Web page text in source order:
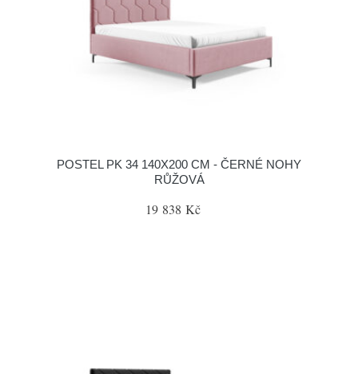
POSTEL PK 34 140X200 CM - ČERNÉ NOHY
RŮŽOVÁ
19 838 Kč